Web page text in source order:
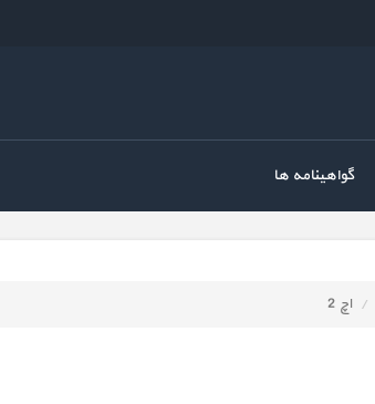
گواهینامه ها
اچ 2